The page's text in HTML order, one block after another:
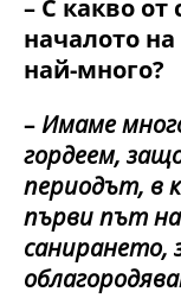
– С какво
началото
най-много?
–Имаме
гордеем,
периодът, в
първи път
санирането,